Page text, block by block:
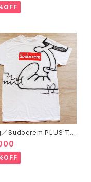
／Sudocrem PLUS T-